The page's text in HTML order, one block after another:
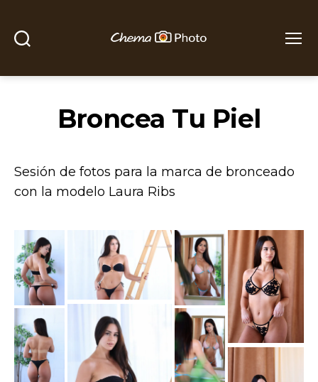
Photo
Broncea Tu Piel
Sesión de fotos para la marca de bronceado
con la modelo Laura Ribs